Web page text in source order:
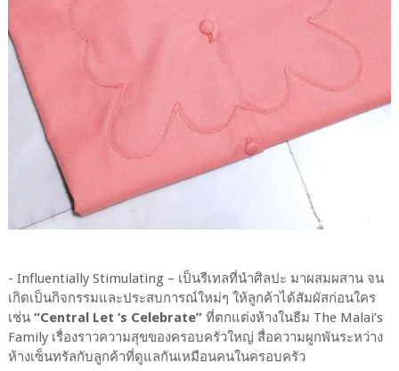
- Influentially Stimulating – เป็นรีเทลที่นำศิลปะ มาผสมผสาน จน
เกิดเป็นกิจกรรมและประสบการณ์ใหม่ๆ ให้ลูกค้าได้สัมผัสก่อนใคร
เช่น “Central Let ‘s Celebrate”ที่ตกแต่งห้างในธีม The Malai’s
Family เรื่องราวความสุขของครอบครัวใหญ่ สื่อความผูกพันระหว่าง
ห้างเซ็นทรัลกับลูกค้าที่ดูแลกันเหมือนคนในครอบครัว